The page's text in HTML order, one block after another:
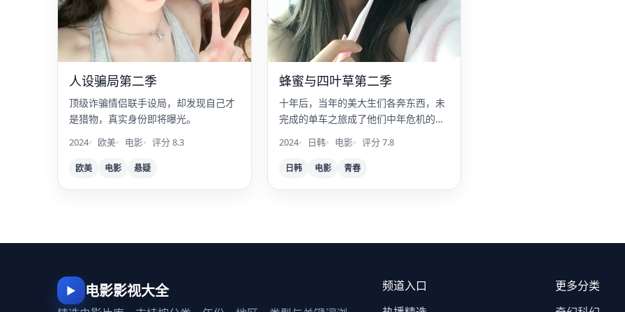
人设骗局第二季
顶级诈骗情侣联手设局，却发现自己才
是猎物，真实身份即将曝光。
2024 欧美 电影 评分 8.3
欧美 电影 悬疑
蜂蜜与四叶草第二季
十年后，当年的美大生们各奔东西，未
完成的单车之旅成了他们中年危机的解
2024 日韩 电影 评分 7.8
日韩 电影 青春
▶ 电影影视大全
频道入口
更多分类